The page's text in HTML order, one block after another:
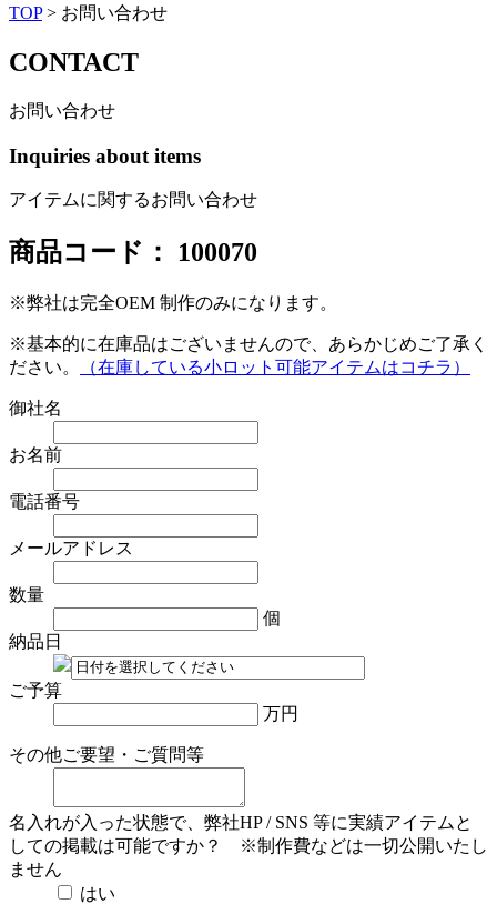
TOP> お問い合わせ
CONTACT
お問い合わせ
Inquiries about items
アイテムに関するお問い合わせ
商品コード： 100070
※弊社は完全OEM 制作のみになります。
※基本的に在庫品はございませんので、あらかじめご了承く
ださい。
（在庫している小ロット可能アイテムはコチラ）
御社名
お名前
電話番号
メールアドレス
数量
個
納品日
ご予算
万円
その他ご要望・ご質問等
名入れが入った状態で、弊社HP / SNS 等に実績アイテムと
しての掲載は可能ですか？
※制作費などは一切公開いたし
ません
はい